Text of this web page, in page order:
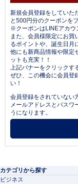
新規会員登録をしていた
と500円分のクーポンを
※クーポンはLINEアカウ
また、会員様限定にお買
るポイントや、誕生日月
他にも新商品情報や限定
ットも充実！！
上記バナーをクリックす
ぜひ、この機会に会員登
い！
会員登録をされていない
メールアドレスとパスワ
うになります。
カテゴリから探す
ビジネス